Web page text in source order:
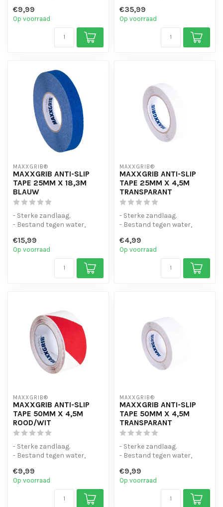
- Is eenvo...
€9,99
Op voorraad
- Is eenvo...
€35,99
Op voorraad
MAXXGRIB®
MAXXGRIB ANTI-SLIP
TAPE 25MM X 18,3M
BLAUW
- Sterke zandlaag.
- Bestand tegen water,
- Is eenvo...
€15,99
Op voorraad
MAXXGRIB®
MAXXGRIB ANTI-SLIP
TAPE 25MM X 4,5M
TRANSPARANT
- Sterke zandlaag.
- Bestand tegen water,
- Is eenvo...
€4,99
Op voorraad
MAXXGRIB®
MAXXGRIB ANTI-SLIP
TAPE 50MM X 4,5M
ROOD/WIT
- Sterke zandlaag.
- Bestand tegen water,
- Is eenvo...
€9,99
Op voorraad
MAXXGRIB®
MAXXGRIB ANTI-SLIP
TAPE 50MM X 4,5M
TRANSPARANT
- Sterke zandlaag.
- Bestand tegen water,
- Is eenvo...
€9,99
Op voorraad